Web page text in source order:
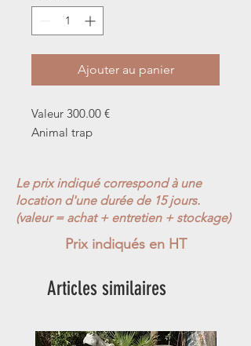
Ajouter au panier
Valeur 300.00 €
Animal trap
Le prix indiqué correspond à une
location d'une durée de 15 jours.
(valeur = achat + entretien + stockage)
Prix indiqués en HT
Articles similaires